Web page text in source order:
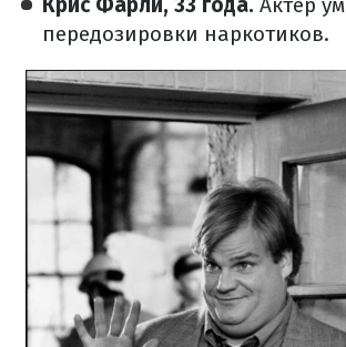
Крис Фарли, 33 года. Актёр
передозировки наркотиков.